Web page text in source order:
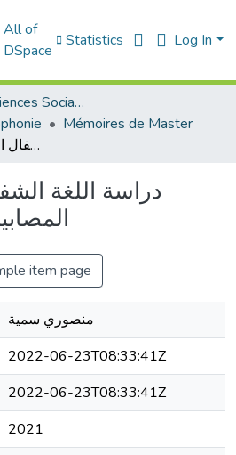
All of
DSpace
Statistics Log In
Faculté des Sciences Sociales
Mémoires de Master
دراسة اللغة الشفهية عند الاطفال المصابين بمتلازمة داون
دراسة اللغة
item page
منصوري سمية
2022-06-23T08:33:41Z
2022-06-23T08:33:41Z
2021